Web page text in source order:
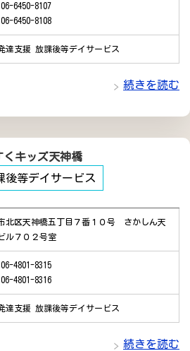
06-6450-8107
06-6450-8108
達支援 放課後等デイサービス
続きを読む
くキッズ天神橋
後等デイサービス
北区天神橋五丁目７番１０号 さかしん天
ル７０２号室
06-4801-8315
06-4801-8316
達支援 放課後等デイサービス
続きを読む